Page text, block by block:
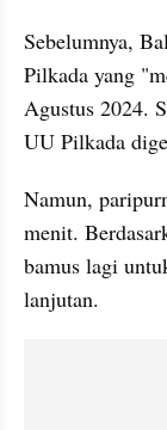
Sebelumnya,
Pilkada yang
Agustus 2024.
UU Pilkada
Namun,
menit.
bamus lagi
lanjutan.